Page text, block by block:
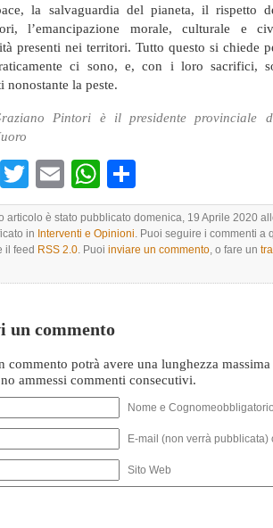
la salvaguardia del pianeta, il rispetto
l’emancipazione morale, culturale e
presenti nei territori. Tutto questo si chiede
ci sono, e, con i loro sacrifici,
nonostante la peste.
Pintori è il presidente provinciale
Facebook
Twitter
EmailWhatsApp
articolo è stato pubblicato domenica, 19 Aprile 2020
in Interventi e Opinioni . Puoi seguire i commenti a
il feed RSS 2.0 . Puoi inviare un commento , o fare un
un commento
commento potrà avere una lunghezza
ammessi commenti consecutivi.
Nome e Cognomeobbligatorio
E-mail (non verrà pubblicata)
Sito Web